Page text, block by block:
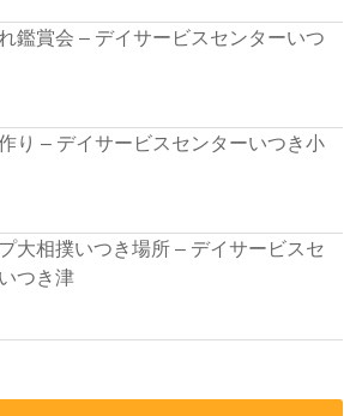
鑑賞会 – デイサービスセンターいつ
り – デイサービスセンターいつき小
大相撲いつき場所 – デイサービスセ
つき津